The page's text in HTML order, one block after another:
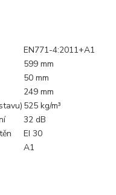
EN771-4:2011+A1
599 mm
50 mm
249 mm
525 kg/m³
32 dB
EI 30
A1